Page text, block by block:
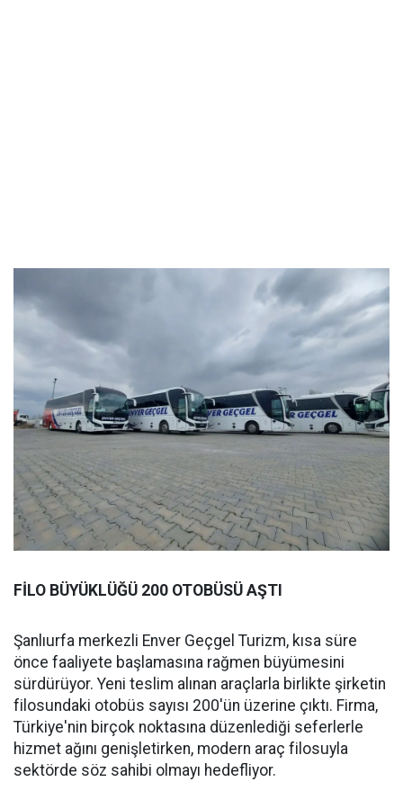
FİLO BÜYÜKLÜĞÜ 200 OTOBÜSÜ AŞTI
Şanlıurfa merkezli Enver Geçgel Turizm, kısa süre
önce faaliyete başlamasına rağmen büyümesini
sürdürüyor. Yeni teslim alınan araçlarla birlikte şirketin
filosundaki otobüs sayısı 200'ün üzerine çıktı. Firma,
Türkiye'nin birçok noktasına düzenlediği seferlerle
hizmet ağını genişletirken, modern araç filosuyla
sektörde söz sahibi olmayı hedefliyor.